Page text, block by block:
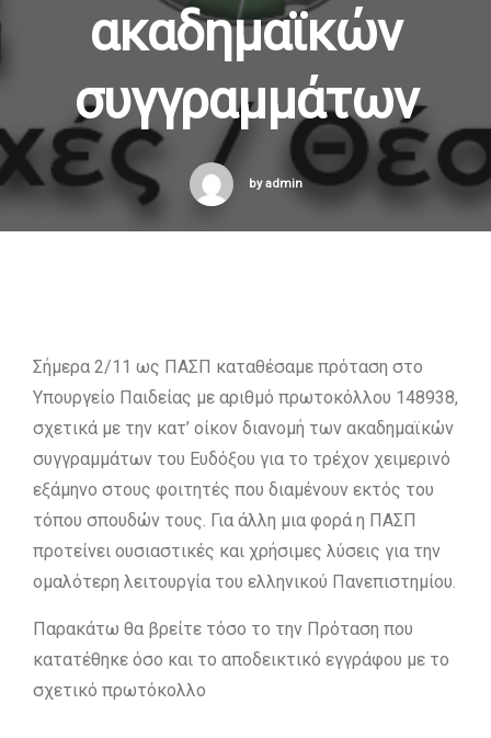
ακαδημαϊκών
συγγραμμάτων
by admin
Σήμερα 2/11 ως ΠΑΣΠ καταθέσαμε πρόταση στο
Υπουργείο Παιδείας με αριθμό πρωτοκόλλου 148938,
σχετικά με την κατ’ οίκον διανομή των ακαδημαϊκών
συγγραμμάτων του Ευδόξου για το τρέχον χειμερινό
εξάμηνο στους φοιτητές που διαμένουν εκτός του
τόπου σπουδών τους. Για άλλη μια φορά η ΠΑΣΠ
προτείνει ουσιαστικές και χρήσιμες λύσεις για την
ομαλότερη λειτουργία του ελληνικού Πανεπιστημίου.
Παρακάτω θα βρείτε τόσο το την Πρόταση που
κατατέθηκε όσο και το αποδεικτικό εγγράφου με το
σχετικό πρωτόκολλο